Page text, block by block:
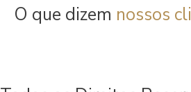
O que dizem nossos